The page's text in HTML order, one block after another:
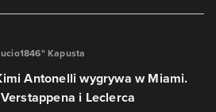
Kapusta
Antonelli wygrywa w Miami.
i Leclerca